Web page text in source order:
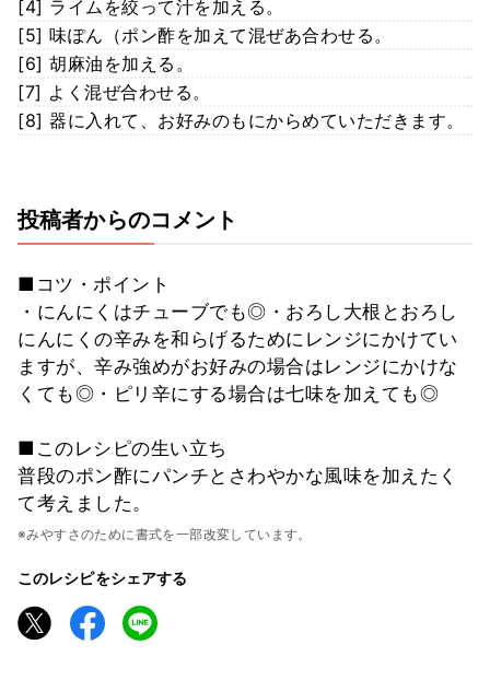
[4] ライムを絞って汁を加える。
[5] 味ぽん（ポン酢を加えて混ぜあ合わせる。
[6] 胡麻油を加える。
[7] よく混ぜ合わせる。
[8] 器に入れて、お好みのもにからめていただきます。
投稿者からのコメント
■コツ・ポイント
・にんにくはチューブでも◎・おろし大根とおろし
にんにくの辛みを和らげるためにレンジにかけてい
ますが、辛み強めがお好みの場合はレンジにかけな
くても◎・ピリ辛にする場合は七味を加えても◎
■このレシピの生い立ち
普段のポン酢にパンチとさわやかな風味を加えたく
て考えました。
※みやすさのために書式を一部改変しています。
このレシピをシェアする